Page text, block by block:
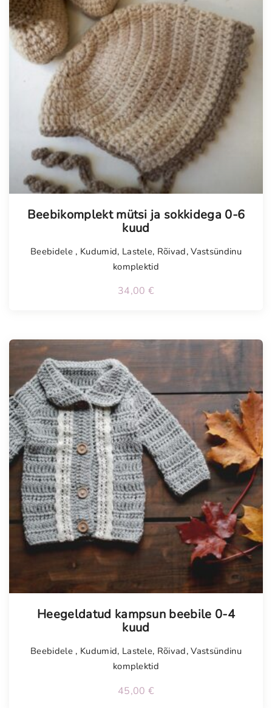
Beebikomplekt mütsi ja sokkidega 0-6
kuud
Beebidele , Kudumid, Lastele, Rõivad,Vastsündinu
komplektid
34,00 €
Heegeldatud kampsun beebile 0-4
kuud
Beebidele , Kudumid, Lastele, Rõivad,Vastsündinu
komplektid
45,00 €